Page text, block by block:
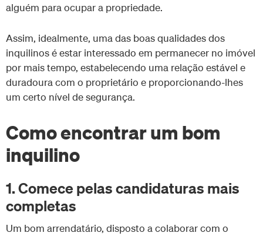
alguém para ocupar a propriedade.
Assim, idealmente, uma das boas qualidades dos
inquilinos é estar interessado em permanecer no imóvel
por mais tempo, estabelecendo uma relação estável e
duradoura com o proprietário e proporcionando-lhes
um certo nível de segurança.
Como encontrar um bom
inquilino
1. Comece pelas candidaturas mais
completas
Um bom arrendatário, disposto a colaborar com o